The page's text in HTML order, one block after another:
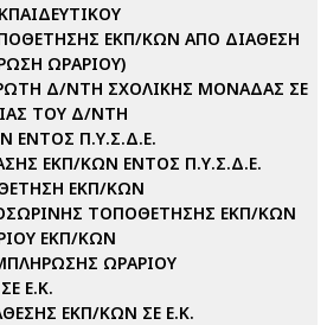
ΕΚΠ/ΚΩΝ ΑΠΟ ΔΙΑΘΕΣΗ
ΩΡΑΡΙΟΥ)
Δ/ΝΤΗ ΣΧΟΛΙΚΗΣ ΜΟΝΑΔΑΣ ΣΕ
ΤΟΥ Δ/ΝΤΗ
ΕΝΤΟΣ Π.Υ.Σ.Δ.Ε.
ΕΚΠ/ΚΩΝ ΕΝΤΟΣ Π.Υ.Σ.Δ.Ε.
ΕΚΠ/ΚΩΝ
ΤΟΠΟΘΕΤΗΣΗΣ ΕΚΠ/ΚΩΝ
ΕΚΠ/ΚΩΝ
ΩΡΑΡΙΟΥ
Ε.Κ.
ΕΚΠ/ΚΩΝ ΣΕ Ε.Κ.